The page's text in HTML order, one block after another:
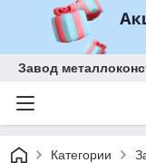
Завод
Категории